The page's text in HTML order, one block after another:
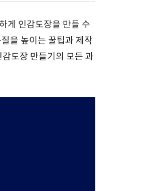
게 인감도장을 만들 수
을 높이는 꿀팁과 제작
도장 만들기의 모든 과